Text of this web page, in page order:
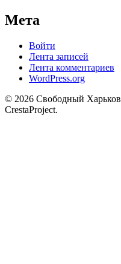
Мета
Войти
Лента записей
Лента комментариев
WordPress.org
© 2026 Свободный Харьков
CrestaProject.